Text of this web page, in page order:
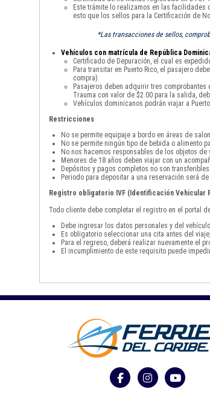
Este trámite lo realizamos en las facilidades
esto que los sellos para la Certificación de
*Las transacciones de sellos,
Vehículos con matrícula de República
Certificado de Depuración, el cual es
Para transitar en Puerto Rico, el pasajero
compra).
Pasajeros deben adquirir tres
Trauma con valor de $2.00 para la salida,
Vehículos dominicanos podrán viajar a
Restricciones
No se permite equipaje a bordo en áreas de
No se permite ningún tipo de bebida o alimento
No nos hacemos responsables de los objetos
Menores de 18 años deben viajar con un
Depósitos y pagos completos no son
Periodo para depositar a una reservación será
Registro obligatorio IVF (Identificación Vehicular
Todo cliente debe completar el registro en el portal
Debe ingresar los datos personales y del
Es obligatorio seleccionar una cita antes del
Para el regreso, deberá realizar nuevamente el
El incumplimiento de este requisito puede